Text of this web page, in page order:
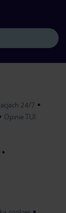
24/7
Opinie TUI